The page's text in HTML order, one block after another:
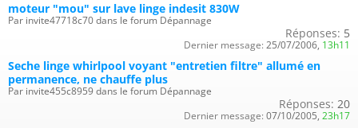
moteur "mou" sur lave linge indesit 830W
Par invite47718c70 dans le forum Dépannage
Réponses: 5
Dernier message: 25/07/2006, 13h11
Seche linge whirlpool voyant "entretien filtre" allumé en
permanence, ne chauffe plus
Par invite455c8959 dans le forum Dépannage
Réponses: 20
Dernier message: 07/10/2005, 23h17